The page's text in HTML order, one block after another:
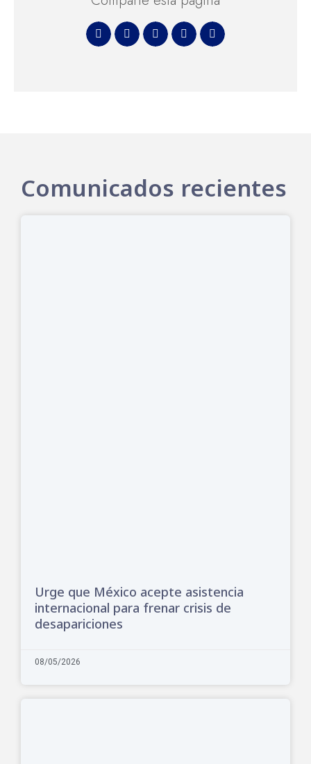
Comunicados recientes
Urge que México acepte asistencia
internacional para frenar crisis de
desapariciones
08/05/2026